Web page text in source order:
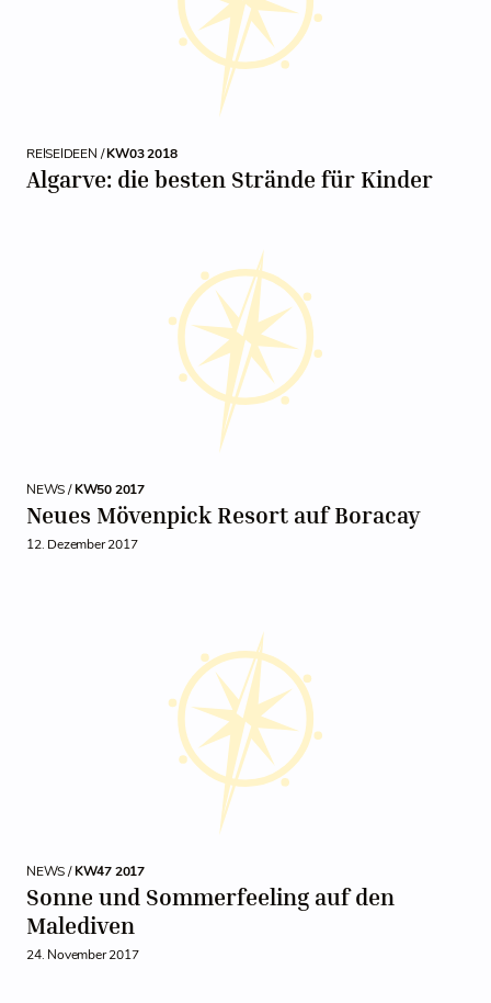
REISEIDEEN /KW03 2018
Algarve: die besten Strände für Kinder
NEWS /KW50 2017
Neues Mövenpick Resort auf Boracay
12. Dezember 2017
NEWS /KW47 2017
Sonne und Sommerfeeling auf den
Malediven
24. November 2017